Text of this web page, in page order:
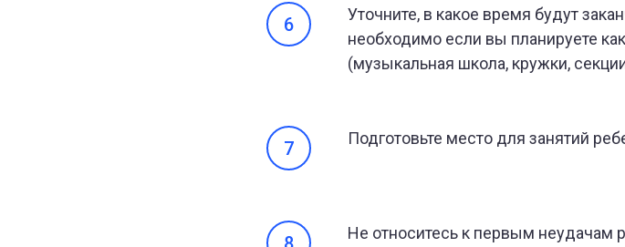
Уточните, в какое время будут
необходимо если вы планируете
(музыкальная школа, кружки,
Подготовьте место для занятий
Не относитесь к первым неудачам